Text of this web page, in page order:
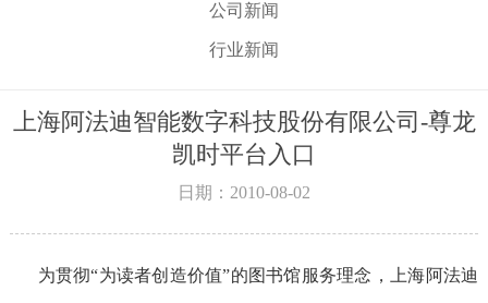
公司新闻
行业新闻
上海阿法迪智能数字科技股份有限公司-尊龙
凯时平台入口
日期：2010-08-02
为贯彻“为读者创造价值”的图书馆服务理念，上海阿法迪